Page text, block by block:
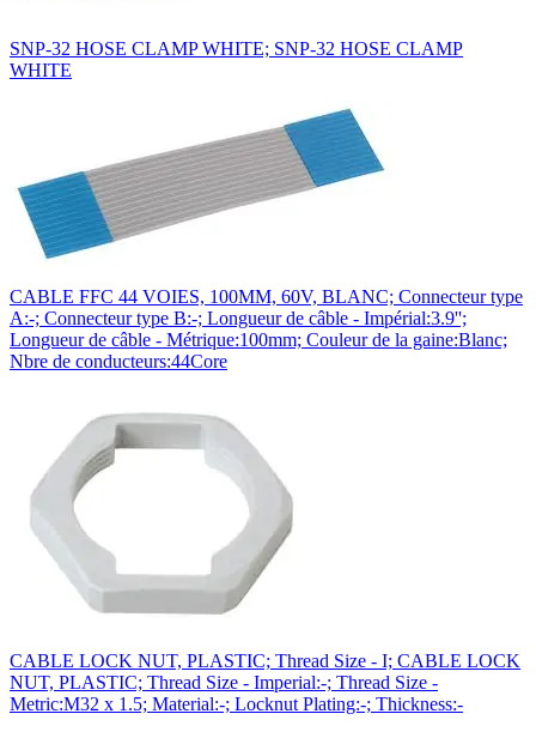
SNP-32 HOSE CLAMP WHITE; SNP-32 HOSE CLAMP
WHITE
CABLE FFC 44 VOIES, 100MM, 60V, BLANC; Connecteur type
A:-; Connecteur type B:-; Longueur de câble - Impérial:3.9'';
Longueur de câble - Métrique:100mm; Couleur de la gaine:Blanc;
Nbre de conducteurs:44Core
CABLE LOCK NUT, PLASTIC; Thread Size - I; CABLE LOCK
NUT, PLASTIC; Thread Size - Imperial:-; Thread Size -
Metric:M32 x 1.5; Material:-; Locknut Plating:-; Thickness:-